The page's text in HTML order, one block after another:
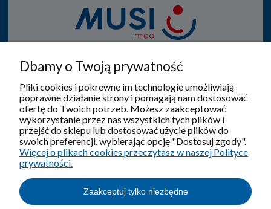
wyrobów ortopedyczno - rehabilitacyjnych, gdzie
zawsze w tym procesie na pierwszym miejscu jest
pacjent.
Pomoc
Moje konto
Dbamy o Twoją prywatność
Pliki cookies i pokrewne im technologie umożliwiają
poprawne działanie strony i pomagają nam dostosować
ofertę do Twoich potrzeb. Możesz zaakceptować
wykorzystanie przez nas wszystkich tych plików i
przejść do sklepu lub dostosować użycie plików do
swoich preferencji, wybierając opcję "Dostosuj zgody".
Więcej o plikach cookies przeczytasz w naszej Polityce
prywatności.
Zaakceptuj tylko niezbędne